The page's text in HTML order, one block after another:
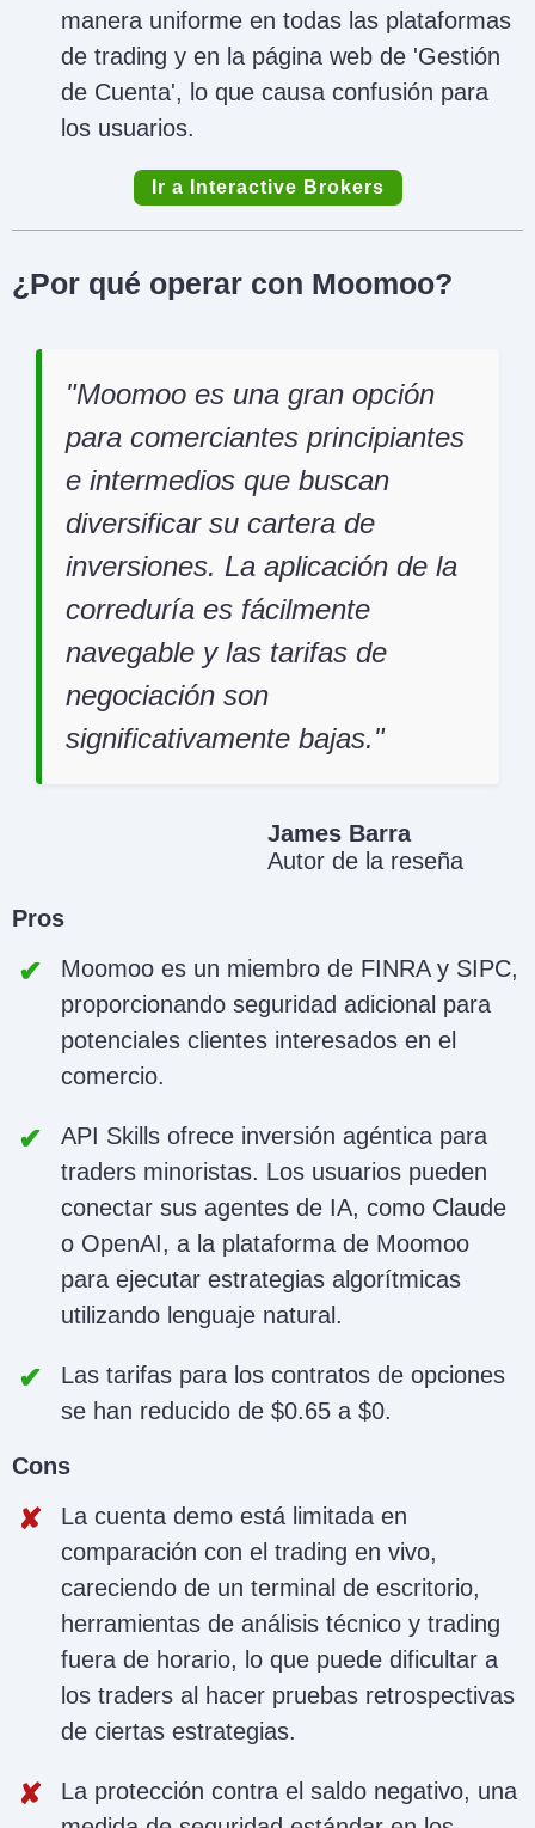
manera uniforme en todas las plataformas
de trading y en la página web de 'Gestión
de Cuenta', lo que causa confusión para
los usuarios.
Ir a Interactive Brokers
¿Por qué operar con Moomoo?
Moomoo es una gran opción
para comerciantes principiantes
e intermedios que buscan
diversificar su cartera de
inversiones. La aplicación de la
correduría es fácilmente
navegable y las tarifas de
negociación son
significativamente bajas.
James Barra
Autor de la reseña
Pros
Moomoo es un miembro de FINRA y SIPC,
proporcionando seguridad adicional para
potenciales clientes interesados en el
comercio.
API Skills ofrece inversión agéntica para
traders minoristas. Los usuarios pueden
conectar sus agentes de IA, como Claude
o OpenAI, a la plataforma de Moomoo
para ejecutar estrategias algorítmicas
utilizando lenguaje natural.
Las tarifas para los contratos de opciones
se han reducido de $0.65 a $0.
Cons
La cuenta demo está limitada en
comparación con el trading en vivo,
careciendo de un terminal de escritorio,
herramientas de análisis técnico y trading
fuera de horario, lo que puede dificultar a
los traders al hacer pruebas retrospectivas
de ciertas estrategias.
La protección contra el saldo negativo, una